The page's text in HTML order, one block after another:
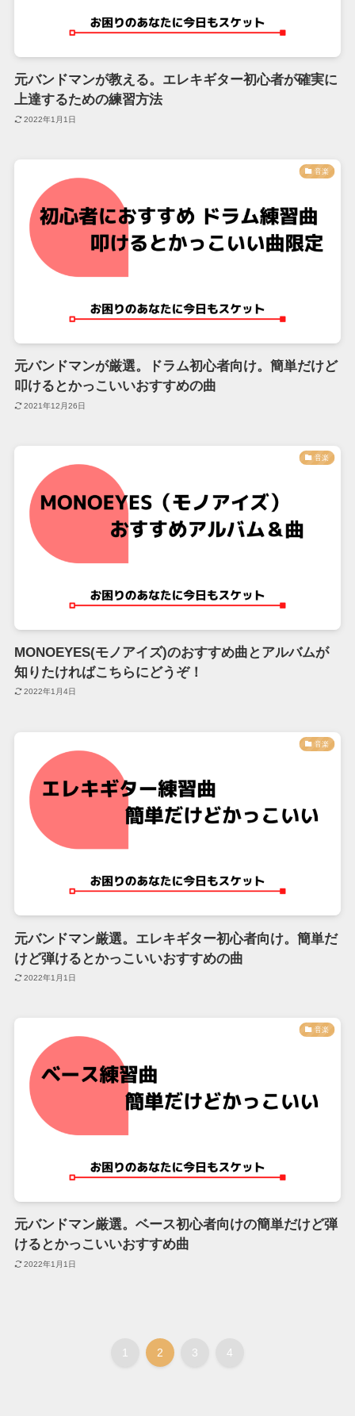
元バンドマンが教える。エレキギター初心者が確実に
上達するための練習方法
2022年1月1日
音楽
元バンドマンが厳選。ドラム初心者向け。簡単だけど
叩けるとかっこいいおすすめの曲
2021年12月26日
音楽
MONOEYES(モノアイズ)のおすすめ曲とアルバムが
知りたければこちらにどうぞ！
2022年1月4日
音楽
元バンドマン厳選。エレキギター初心者向け。簡単だ
けど弾けるとかっこいいおすすめの曲
2022年1月1日
音楽
元バンドマン厳選。ベース初心者向けの簡単だけど弾
けるとかっこいいおすすめ曲
2022年1月1日
1 2 3 4